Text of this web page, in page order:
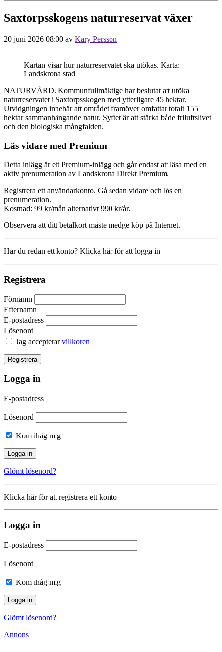
Saxtorpsskogens naturreservat växer
20 juni 2026 08:00 av Kary Persson
Kartan visar hur naturreservatet ska utökas. Karta:
Landskrona stad
NATURVÅRD. Kommunfullmäktige har beslutat att utöka
naturreservatet i Saxtorpsskogen med ytterligare 45 hektar.
Utvidgningen innebär att området framöver omfattar totalt 155
hektar sammanhängande natur. Syftet är att stärka både friluftslivet
och den biologiska mångfalden.
Läs vidare med Premium
Detta inlägg är ett Premium-inlägg och går endast att läsa med en
aktiv prenumeration av Landskrona Direkt Premium.
Registrera ett användarkonto. Gå sedan vidare och lös en
prenumeration.
Kostnad: 99 kr/mån alternativt 990 kr/år.
Observera att ditt betalkort måste medge köp på Internet.
Har du redan ett konto? Klicka här för att logga in
Registrera
Förnamn
Efternamn
E-postadress
Lösenord
Jag accepterarvillkoren
Logga in
E-postadress
Lösenord
Kom ihåg mig
Glömt lösenord?
Klicka här för att registrera ett konto
Logga in
E-postadress
Lösenord
Kom ihåg mig
Glömt lösenord?
Annons